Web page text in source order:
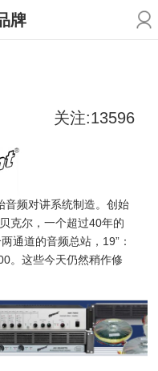
牌
关注:13596
音频对讲系统制造。创始
贝克尔，一个超过40年的
通道的音频总站， 19” ：
。这些今天仍然稍作修